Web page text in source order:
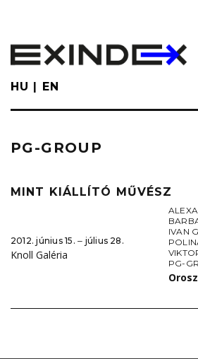
main
content
HU EN
PG-GROUP
MINT KIÁLLÍTÓ MŰVÉSZ
2012. június 15. ‒ július 28.
Knoll Galéria
IVAN
PG-